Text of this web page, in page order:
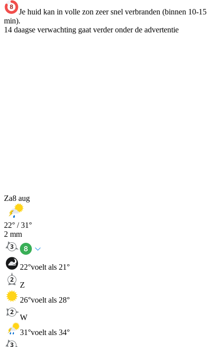
Je huid kan in volle zon zeer snel verbranden (binnen 10-15
min).
14 daagse verwachting gaat verder onder de advertentie
Za8 aug
22° /31°
2 mm
22°voelt als 21°
Z
26°voelt als 28°
W
31°voelt als 34°